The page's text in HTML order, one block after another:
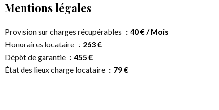
Mentions légales
Provision sur charges récupérables
40 € / Mois
Honoraires locataire
263 €
Dépôt de garantie
455 €
État des lieux charge locataire
79 €